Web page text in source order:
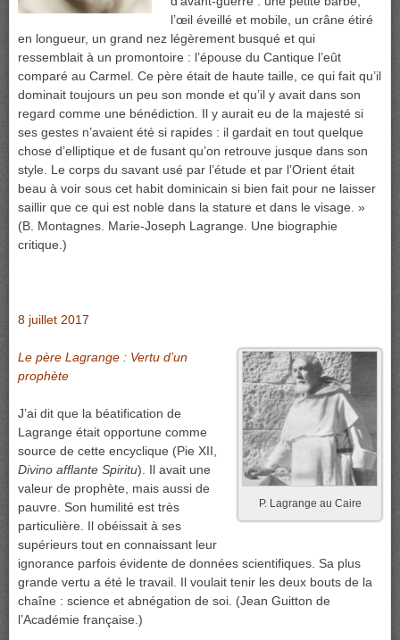
l’œil éveillé et mobile, un crâne étiré
en longueur, un grand nez légèrement busqué et qui
ressemblait à un promontoire : l’épouse du Cantique l’eût
comparé au Carmel. Ce père était de haute taille, ce qui fait qu’il
dominait toujours un peu son monde et qu’il y avait dans son
regard comme une bénédiction. Il y aurait eu de la majesté si
ses gestes n’avaient été si rapides : il gardait en tout quelque
chose d’elliptique et de fusant qu’on retrouve jusque dans son
style. Le corps du savant usé par l’étude et par l’Orient était
beau à voir sous cet habit dominicain si bien fait pour ne laisser
saillir que ce qui est noble dans la stature et dans le visage. »
(B. Montagnes. Marie-Joseph Lagrange. Une biographie
critique.)
8 juillet 2017
P. Lagrange au Caire
Le père Lagrange : Vertu d’un
prophète
J’ai dit que la béatification de
Lagrange était opportune comme
source de cette encyclique (Pie XII,
Divino afflante Spiritu). Il avait une
valeur de prophète, mais aussi de
pauvre. Son humilité est très
particulière. Il obéissait à ses
supérieurs tout en connaissant leur
ignorance parfois évidente de données scientifiques. Sa plus
grande vertu a été le travail. Il voulait tenir les deux bouts de la
chaîne : science et abnégation de soi. (Jean Guitton de
l’Académie française.)